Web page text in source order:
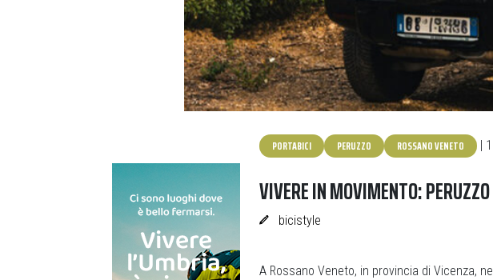
PORTABICI PERUZZO ROSSANO VENETO |
VIVERE IN MOVIMENTO:
bicistyle
A Rossano Veneto, in provincia di Vicenza,